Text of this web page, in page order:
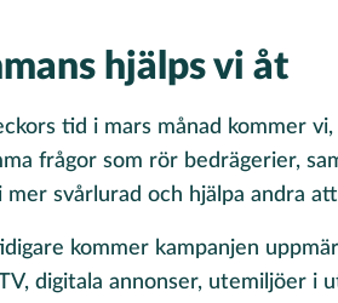
hjälps vi åt
tid i mars månad kommer
frågor som rör bedrägerier,
mer svårlurad och hjälpa andra
kommer kampanjen
digitala annonser, utemiljöer i